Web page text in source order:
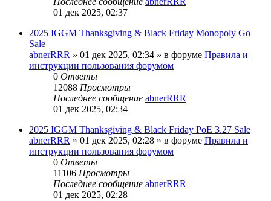
01 дек 2025, 02:37
2025 IGGM Thanksgiving & Black Friday Monopoly Go
Sale
abnerRRR » 01 дек 2025, 02:34 » в форуме Правила и
инструкции пользования форумом
0 Ответы
12088 Просмотры
Последнее сообщение abnerRRR
01 дек 2025, 02:34
2025 IGGM Thanksgiving & Black Friday PoE 3.27 Sale
abnerRRR » 01 дек 2025, 02:28 » в форуме Правила и
инструкции пользования форумом
0 Ответы
11106 Просмотры
Последнее сообщение abnerRRR
01 дек 2025, 02:28